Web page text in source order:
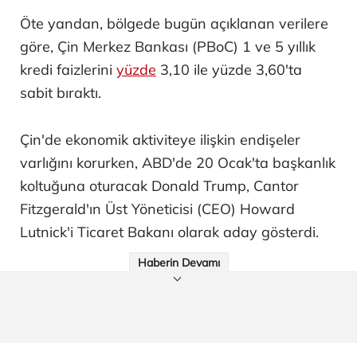
Öte yandan, bölgede bugün açıklanan verilere
göre, Çin Merkez Bankası (PBoC) 1 ve 5 yıllık
kredi faizlerini yüzde 3,10 ile yüzde 3,60'ta
sabit bıraktı.
Çin'de ekonomik aktiviteye ilişkin endişeler
varlığını korurken, ABD'de 20 Ocak'ta başkanlık
koltuğuna oturacak Donald Trump, Cantor
Fitzgerald'ın Üst Yöneticisi (CEO) Howard
Lutnick'i Ticaret Bakanı olarak aday gösterdi.
Haberin Devamı